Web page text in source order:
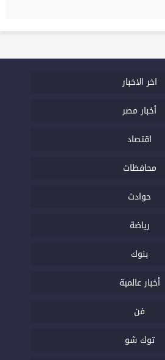
اخر الاخبار
أخبار مصر
اقتصاد
محافظات
حوادث
رياضة
بنوك
أخبار عالمية
فن
توك شو